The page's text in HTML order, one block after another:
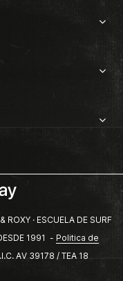
ROXY · ESCUELA DE SURF
1991 - Politica de
AV 39178 / TEA 18